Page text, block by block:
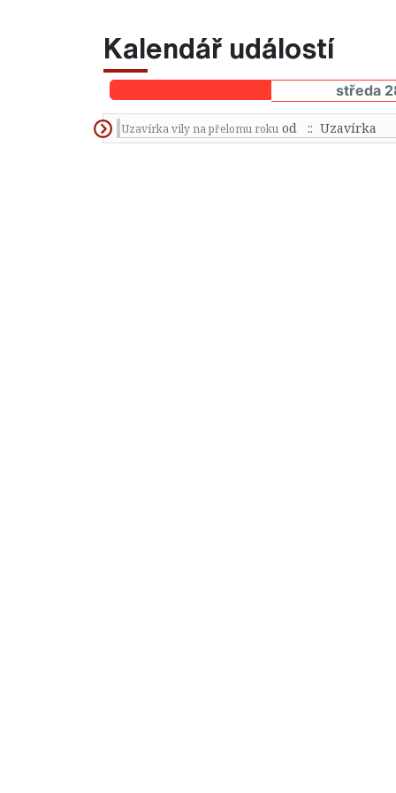
Kalendář událostí
středa
Uzavírka vily na přelomu roku od :: Uzavírka